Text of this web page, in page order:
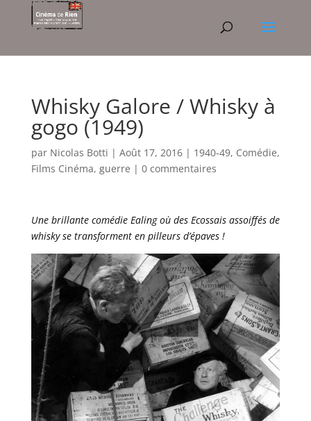
Whisky Galore / Whisky à
gogo (1949)
par Nicolas Botti | Août 17, 2016| 1940-49, Comédie,
Films Cinéma, guerre | 0 commentaires
Une brillante comédie Ealing où des Ecossais assoiffés de
whisky se transforment en pilleurs d’épaves !